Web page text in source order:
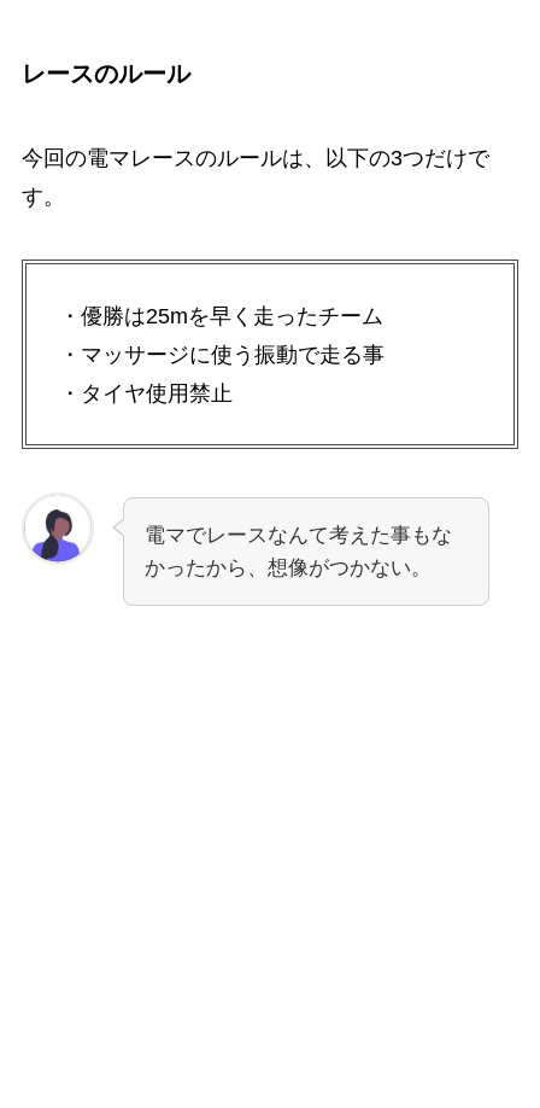
レースのルール
今回の電マレースのルールは、以下の3つだけで
す。
・優勝は25mを早く走ったチーム
・マッサージに使う振動で走る事
・タイヤ使用禁止
電マでレースなんて考えた事もな
かったから、想像がつかない。